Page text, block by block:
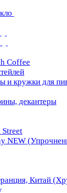
Coffee
и кружки для
декантеры
NEW
Китай